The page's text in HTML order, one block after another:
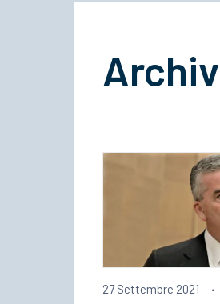
27 Settembre 2021 ·